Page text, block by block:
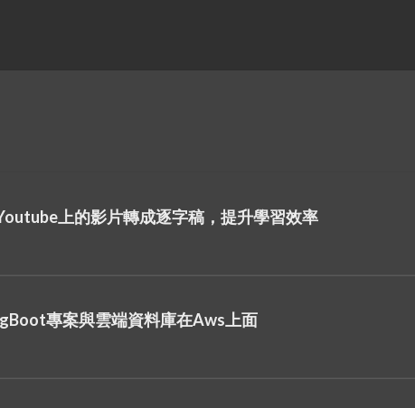
上的影片轉成逐字稿，提升學習效率
專案與雲端資料庫在Aws上面